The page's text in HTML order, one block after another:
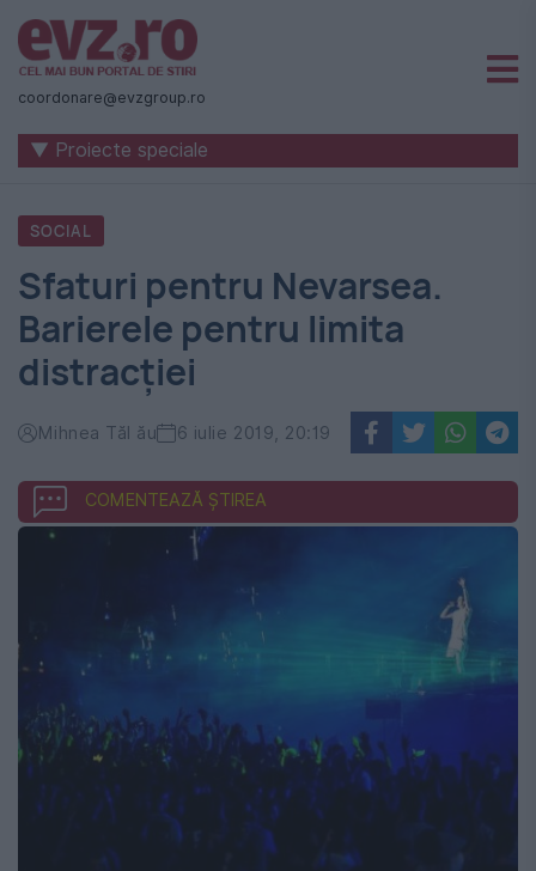
Știri
naționale
internaționale
România
-
Evenimentul
Zilei
coordonare@evzgroup.ro
▼ Proiecte speciale
SOCIAL
Sfaturi pentru Nevarsea.
Barierele pentru limita
distracției
Mihnea Tăl ău 6 iulie 2019, 20:19
COMENTEAZĂ ȘTIREA